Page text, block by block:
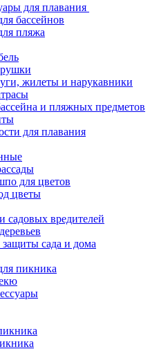
для плавания
бассейнов
пляжа
жилеты и нарукавники
и пляжных предметов
для плавания
для цветов
цветы
садовых вредителей
защиты сада и дома
пикника